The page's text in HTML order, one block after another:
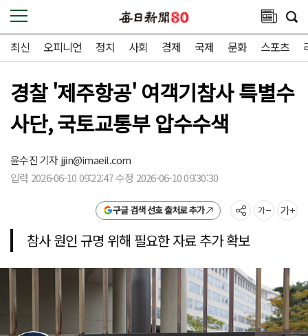
최신 오피니언 정치 사회 경제 국제 문화 스포츠
경찰 '제주항공' 여객기참사 특별수
사단, 국토교통부 압수수색
윤수진 기자jjin@imaeil.com
입력 2026-06-10 09:22:47 수정 2026-06-10 09:30:30
구글 검색 선호 출처로 추가
참사 원인 규명 위해 필요한 자료 추가 확보